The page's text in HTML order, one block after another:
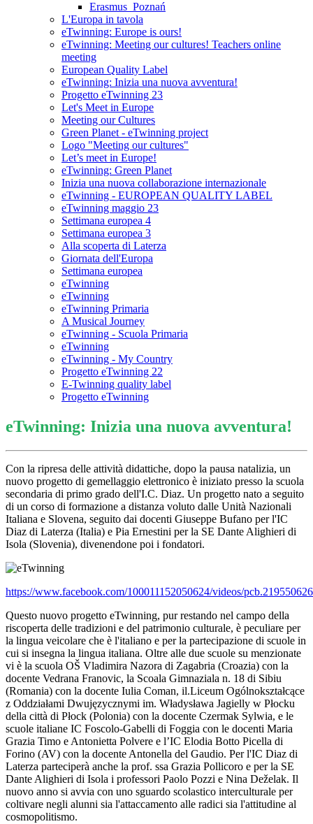
Erasmus_Poznań
L'Europa in tavola
eTwinning: Europe is ours!
eTwinning: Meeting our cultures! Teachers online
meeting
European Quality Label
eTwinning: Inizia una nuova avventura!
Progetto eTwinning 23
Let's Meet in Europe
Meeting our Cultures
Green Planet - eTwinning project
Logo "Meeting our cultures"
Let’s meet in Europe!
eTwinning: Green Planet
Inizia una nuova collaborazione internazionale
eTwinning - EUROPEAN QUALITY LABEL
eTwinning maggio 23
Settimana europea 4
Settimana europea 3
Alla scoperta di Laterza
Giornata dell'Europa
Settimana europea
eTwinning
eTwinning
eTwinning Primaria
A Musical Journey
eTwinning - Scuola Primaria
eTwinning
eTwinning - My Country
Progetto eTwinning 22
E-Twinning quality label
Progetto eTwinning
eTwinning: Inizia una nuova avventura!
Con la ripresa delle attività didattiche, dopo la pausa natalizia, un
nuovo progetto di gemellaggio elettronico è iniziato presso la scuola
secondaria di primo grado dell'I.C. Diaz. Un progetto nato a seguito
di un corso di formazione a distanza voluto dalle Unità Nazionali
Italiana e Slovena, seguito dai docenti Giuseppe Bufano per l'IC
Diaz di Laterza (Italia) e Pia Ernestini per la SE Dante Alighieri di
Isola (Slovenia), divenendone poi i fondatori.
https://www.facebook.com/100011152050624/videos/
Questo nuovo progetto eTwinning, pur restando nel campo della
riscoperta delle tradizioni e del patrimonio culturale, è peculiare per
la lingua veicolare che è l'italiano e per la partecipazione di scuole in
cui si insegna la lingua italiana. Oltre alle due scuole su menzionate
vi è la scuola OŠ Vladimira Nazora di Zagabria (Croazia) con la
docente Vedrana Franovic, la Scoala Gimnaziala n. 18 di Sibiu
(Romania) con la docente Iulia Coman, il.Liceum Ogólnokształcące
z Oddziałami Dwujęzycznymi im. Władysława Jagielly w Płocku
della città di Płock (Polonia) con la docente Czermak Sylwia, e le
scuole italiane IC Foscolo-Gabelli di Foggia con le docenti Maria
Grazia Timo e Antonietta Polvere e l’IC Elodia Botto Picella di
Forino (AV) con la docente Antonella del Gaudio. Per l'IC Diaz di
Laterza parteciperà anche la prof. ssa Grazia Pollicoro e per la SE
Dante Alighieri di Isola i professori Paolo Pozzi e Nina Deželak. Il
nuovo anno si avvia con uno sguardo scolastico interculturale per
coltivare negli alunni sia l'attaccamento alle radici sia l'attitudine al
cosmopolitismo.